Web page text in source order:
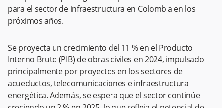
para el sector de infraestructura en Colombia en los
próximos años.
Se proyecta un crecimiento del 11 % en el Producto
Interno Bruto (PIB) de obras civiles en 2024, impulsado
principalmente por proyectos en los sectores de
acueductos, telecomunicaciones e infraestructura
energética. Además, se espera que el sector continúe